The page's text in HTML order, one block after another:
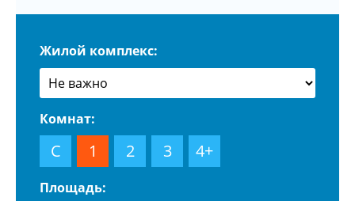
Жилой комплекс:
Комнат:
С 1 2 3 4+
Площадь: